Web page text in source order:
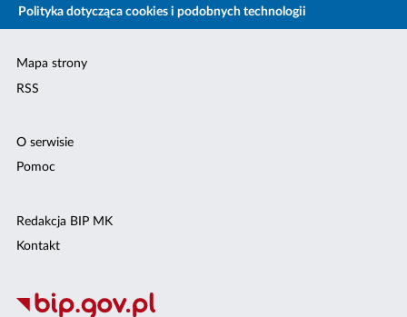
Polityka dotycząca cookies i podobnych technologii
Mapa strony
RSS
O serwisie
Pomoc
Redakcja BIP MK
Kontakt